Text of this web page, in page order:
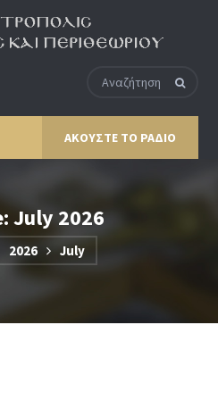
ΑΚΟΥΣΤΕ ΤΟ ΡΑΔΙΟ
July 2026
2026 July